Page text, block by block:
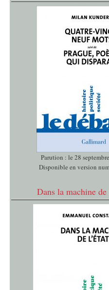
Parution : le 28
Disponible en version
Dans la machine de